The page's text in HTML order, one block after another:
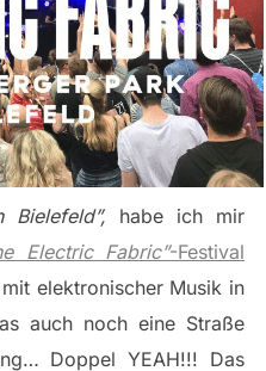
habe ich mir
Electric Fabric”-Festival
elektronischer Musik in
auch noch eine Straße
Doppel YEAH!!! Das